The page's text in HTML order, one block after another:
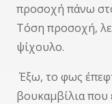
προσοχή πάνω
Τόση προσοχή,
ψίχουλο.
Έξω, το φως
βουκαμβίλια που